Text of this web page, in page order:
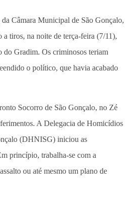
Câmara Municipal de São Gonçalo,
a tiros, na noite de terça-feira (7/11),
do Gradim. Os criminosos teriam
o político, que havia acabado
Socorro de São Gonçalo, no Zé
A Delegacia de Homicídios
(DHNISG) iniciou as
princípio, trabalha-se com a
ou até mesmo um plano de